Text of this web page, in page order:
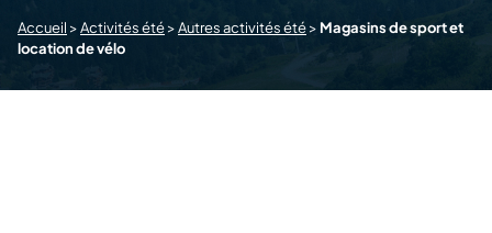
Accueil >Activités été>Autres activités été> Magasins de sport et
location de vélo